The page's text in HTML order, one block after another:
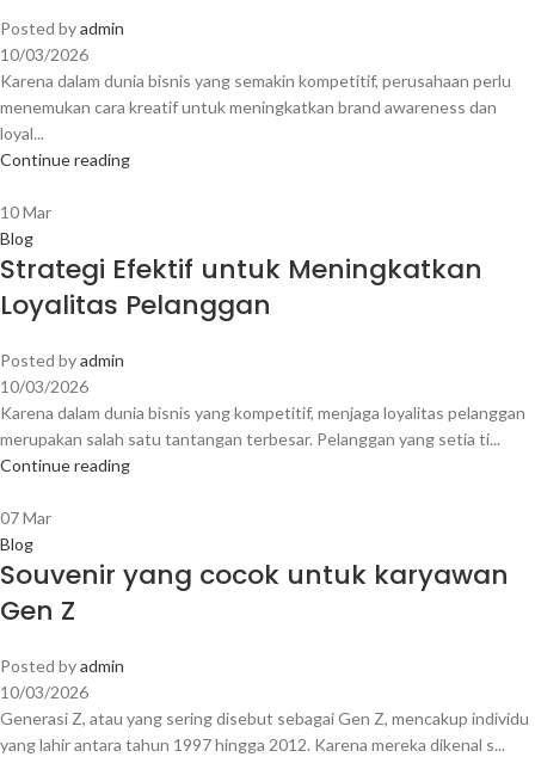
Posted byadmin
10/03/2026
Karena dalam dunia bisnis yang semakin kompetitif, perusahaan perlu
menemukan cara kreatif untuk meningkatkan brand awareness dan
loyal...
Continue reading
10Mar
Blog
Strategi Efektif untuk Meningkatkan
Loyalitas Pelanggan
Posted byadmin
10/03/2026
Karena dalam dunia bisnis yang kompetitif, menjaga loyalitas pelanggan
merupakan salah satu tantangan terbesar. Pelanggan yang setia ti...
Continue reading
07Mar
Blog
Souvenir yang cocok untuk karyawan
Gen Z
Posted byadmin
10/03/2026
Generasi Z, atau yang sering disebut sebagai Gen Z, mencakup individu
yang lahir antara tahun 1997 hingga 2012. Karena mereka dikenal s...